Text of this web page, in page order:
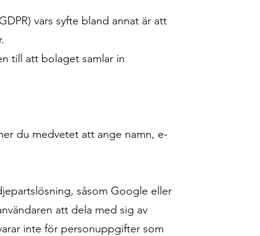
vars syfte bland annat är att
till att bolaget samlar in
du medvetet att ange namn, e-
såsom Google eller
att dela med sig av
inte för personuppgifter som